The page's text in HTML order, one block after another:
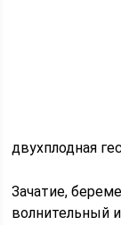
двухплодная
Зачатие,
волнительный